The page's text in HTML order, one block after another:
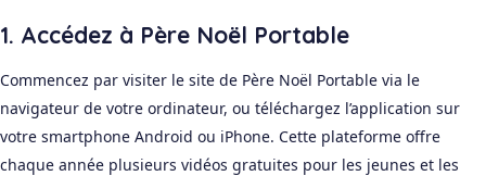
1. Accédez à Père Noël Portable
Commencez par visiter le site de Père Noël Portable via le
navigateur de votre ordinateur, ou téléchargez l’application sur
votre smartphone Android ou iPhone. Cette plateforme offre
chaque année plusieurs vidéos gratuites pour les jeunes et les